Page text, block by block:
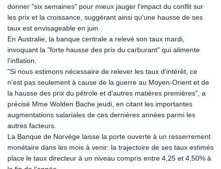
donner "six semaines" pour mieux jauger l'impact du conflit sur
les prix et la croissance, suggérant ainsi qu'une hausse de ses
taux est envisageable en juin.
En Australie, la banque centrale a relevé son taux mardi,
invoquant la "forte hausse des prix du carburant" qui alimente
l'inflation.
"Si nous estimons nécessaire de relever les taux d'intérêt, ce
n'est pas seulement à cause de la guerre au Moyen-Orient et de
la hausse des prix du pétrole et d'autres matières premières", a
précisé Mme Wolden Bache jeudi, en citant les importantes
augmentations salariales de ces dernières années parmi les
autres facteurs.
La Banque de Norvège laisse la porte ouverte à un resserrement
monétaire dans les mois à venir: la trajectoire de ses taux estimés
place le taux directeur à un niveau compris entre 4,25 et 4,50% à